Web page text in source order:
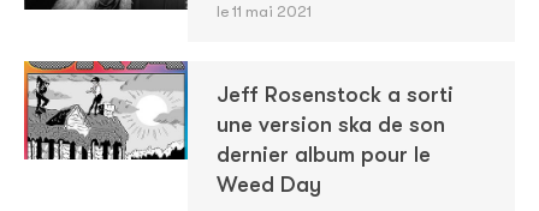
le 11 mai 2021
Jeff Rosenstock a sorti
une version ska de son
dernier album pour le
Weed Day